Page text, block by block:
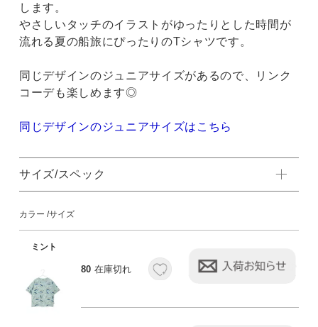
します。
やさしいタッチのイラストがゆったりとした時間が
流れる夏の船旅にぴったりのTシャツです。
同じデザインのジュニアサイズがあるので、リンク
コーデも楽しめます◎
同じデザインのジュニアサイズはこちら
サイズ/スペック
カラー サイズ
ミント
80 在庫切れ